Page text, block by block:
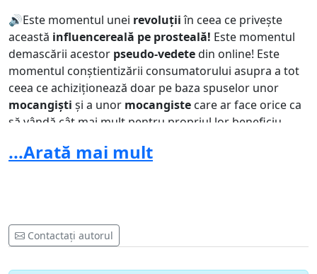
🔊Este momentul unei revoluțiiîn ceea ce privește
această influencereală pe prosteală! Este momentul
demascării acestor pseudo-vedetedin online! Este
momentul conștientizării consumatorului asupra a tot
ceea ce achiziționează doar pe baza spuselor unor
mocangiști și a unor mocangiste care ar face orice ca
să vândă cât mai mult pentru propriul lor beneficiu,
inocență îi urmăresc!
riscurile la care suntem supuși sub masca unui
fenomen ce nu ar trebui să dăuneze, ci să ajute.
...Arată mai mult
Contactați autorul